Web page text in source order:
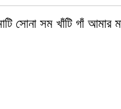
সোনা সম খাঁটি গাঁ আমার